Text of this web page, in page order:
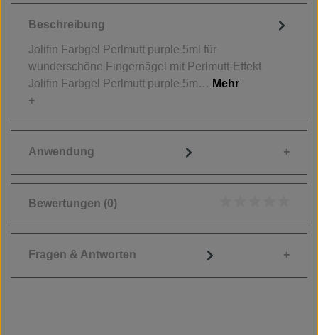
Beschreibung
Jolifin Farbgel Perlmutt purple 5ml für
wunderschöne Fingernägel mit Perlmutt-Effekt
Jolifin Farbgel Perlmutt purple 5m… Mehr
Anwendung
Bewertungen (0)
Fragen & Antworten